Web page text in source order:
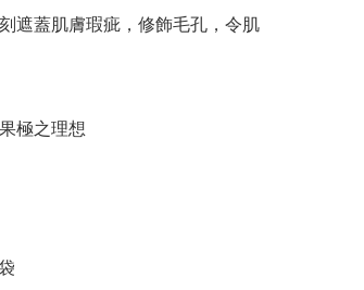
遮蓋肌膚瑕疵，修飾毛孔，令肌
極之理想